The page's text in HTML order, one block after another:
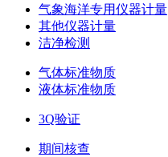
气象海洋专用仪器计量
其他仪器计量
洁净检测
气体标准物质
液体标准物质
3Q验证
期间核查